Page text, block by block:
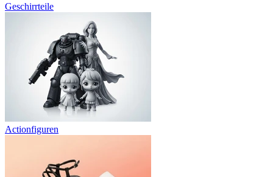
Geschirrteile
Actionfiguren